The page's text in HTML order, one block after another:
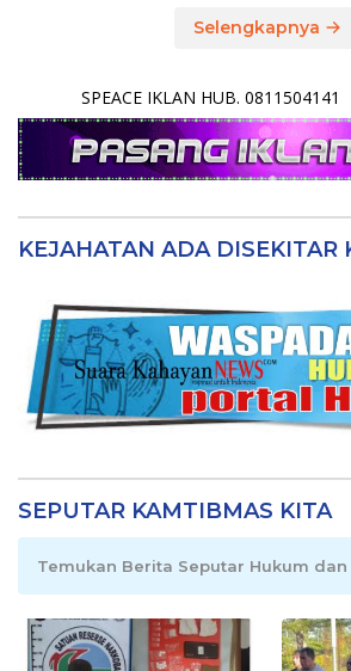
Selengkapnya
SPEACE IKLAN
KEJAHATAN ADA DISEKITAR
SEPUTAR KAMTIBMAS KITA
Temukan Berita Seputar Hukum dan